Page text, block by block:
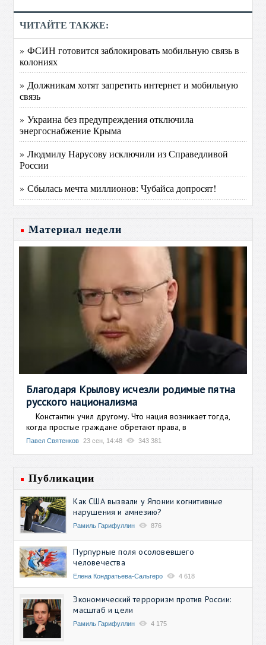
ЧИТАЙТЕ ТАКЖЕ:
» ФСИН готовится заблокировать мобильную связь в
колониях
» Должникам хотят запретить интернет и мобильную
связь
» Украина без предупреждения отключила
энергоснабжение Крыма
» Людмилу Нарусову исключили из Справедливой
России
» Сбылась мечта миллионов: Чубайса допросят!
Материал недели
Благодаря Крылову исчезли родимые пятна
русского национализма
Константин учил другому. Что нация возникает тогда,
когда простые граждане обретают права, в
Павел Святенков 23 сен, 14:48 343 381
Публикации
Как США вызвали у Японии когнитивные
нарушения и амнезию?
Рамиль Гарифуллин 876
Пурпурные поля осоловевшего
человечества
Елена Кондратьева-Сальгеро 4 618
Экономический терроризм против России:
масштаб и цели
Рамиль Гарифуллин 4 175